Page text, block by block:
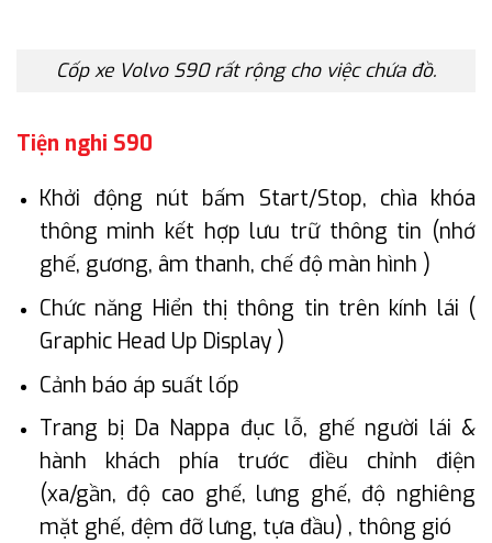
Cốp xe Volvo S90 rất rộng cho việc chứa đồ.
Tiện nghi S90
Khởi động nút bấm Start/Stop, chìa khóa
thông minh kết hợp lưu trữ thông tin (nhớ
ghế, gương, âm thanh, chế độ màn hình )
Chức năng Hiển thị thông tin trên kính lái (
Graphic Head Up Display )
Cảnh báo áp suất lốp
Trang bị Da Nappa đục lỗ, ghế người lái &
hành khách phía trước điều chỉnh điện
(xa/gần, độ cao ghế, lưng ghế, độ nghiêng
mặt ghế, đệm đỡ lưng, tựa đầu) , thông gió